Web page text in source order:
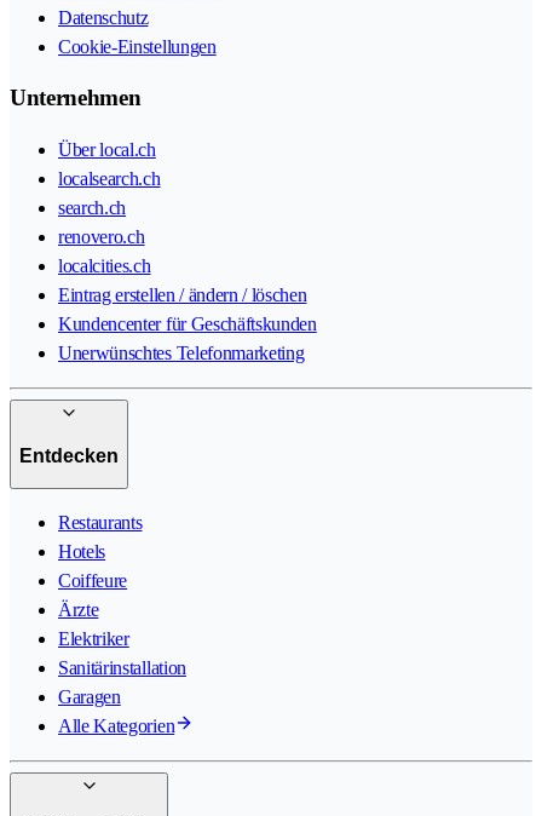
Datenschutz
Cookie-Einstellungen
Unternehmen
Über local.ch
localsearch.ch
search.ch
renovero.ch
localcities.ch
Eintrag erstellen / ändern / löschen
Kundencenter für Geschäftskunden
Unerwünschtes Telefonmarketing
Entdecken
Restaurants
Hotels
Coiffeure
Ärzte
Elektriker
Sanitärinstallation
Garagen
Alle Kategorien